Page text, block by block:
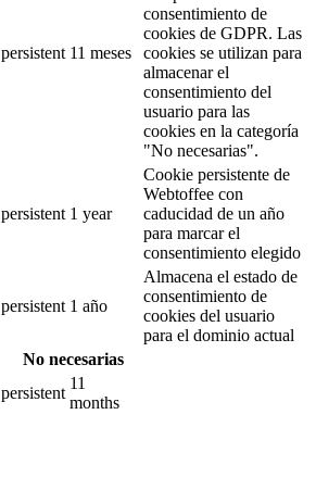
persistent 11 meses
consentimiento de
cookies de GDPR. Las
cookies se utilizan para
almacenar el
consentimiento del
usuario para las
cookies en la categoría
"No necesarias".
persistent 1 year
Cookie persistente de
Webtoffee con
caducidad de un año
para marcar el
consentimiento elegido
persistent 1 año
Almacena el estado de
consentimiento de
cookies del usuario
para el dominio actual
No necesarias
persistent
11
months